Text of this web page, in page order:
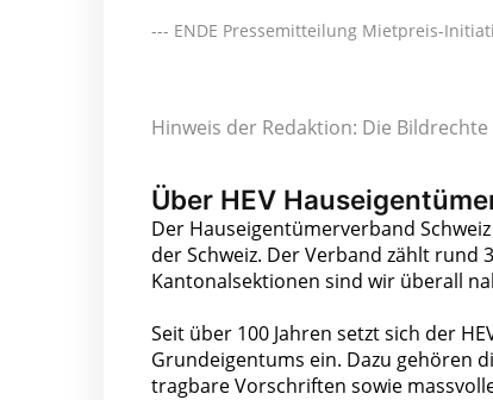
--- ENDE Pressemitteilung Mietpreis-
Hinweis der Redaktion: Die
Über HEV
Der Hauseigentümerverband
der Schweiz. Der Verband zählt rund
Kantonalsektionen sind wir überall
Seit über 100 Jahren setzt sich der
Grundeigentums ein. Dazu gehören
tragbare Vorschriften sowie